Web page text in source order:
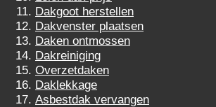
Dakgoot herstellen
Dakvenster plaatsen
Daken ontmossen
Dakreiniging
Overzetdaken
Daklekkage
Asbestdak vervangen